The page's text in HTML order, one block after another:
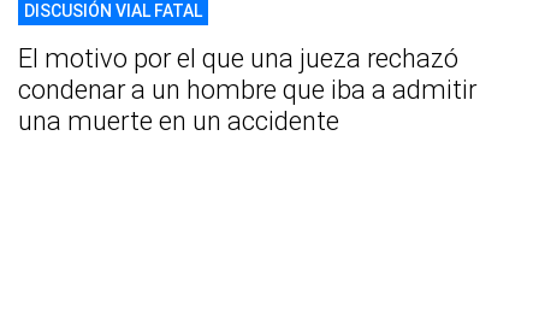
DISCUSIÓN VIAL FATAL
El motivo por el que una jueza rechazó
condenar a un hombre que iba a admitir
una muerte en un accidente